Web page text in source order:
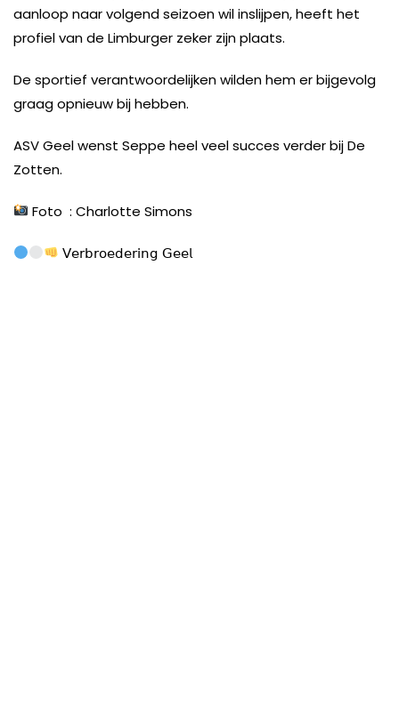
aanloop naar volgend seizoen wil inslijpen, heeft het
profiel van de Limburger zeker zijn plaats.
De sportief verantwoordelijken wilden hem er bijgevolg
graag opnieuw bij hebben.
ASV Geel wenst Seppe heel veel succes verder bij De
Zotten.
Foto : Charlotte Simons
𝖵𝖾𝗋𝖻𝗋𝗈𝖾𝖽𝖾𝗋𝗂𝗇𝗀 𝖦𝖾𝖾𝗅